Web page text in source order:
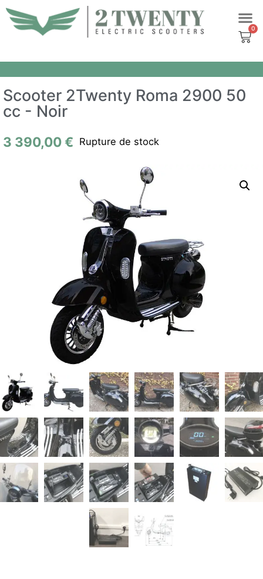
Aller
au
Scooter 2Twenty Roma 2900 50
cc - Noir
3 390,00€ Rupture de stock